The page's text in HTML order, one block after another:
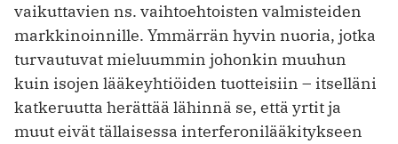
vaikuttavien ns. vaihtoehtoisten valmisteiden
markkinoinnille. Ymmärrän hyvin nuoria, jotka
turvautuvat mieluummin johonkin muuhun
kuin isojen lääkeyhtiöiden tuotteisiin – itselläni
katkeruutta herättää lähinnä se, että yrtit ja
muut eivät tällaisessa interferonilääkitykseen